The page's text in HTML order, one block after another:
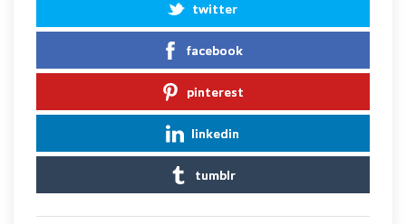
twitter
facebook
pinterest
linkedin
tumblr